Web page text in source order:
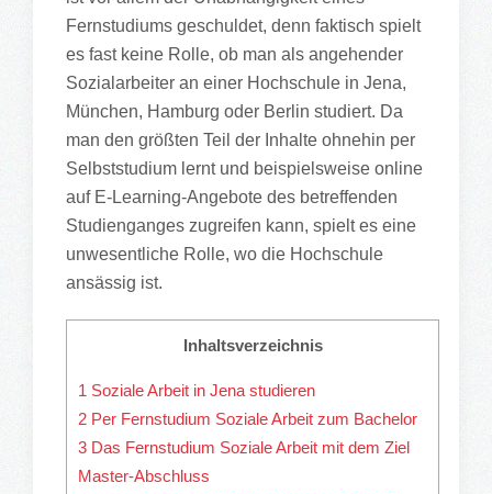
Fernstudiums geschuldet, denn faktisch spielt
es fast keine Rolle, ob man als angehender
Sozialarbeiter an einer Hochschule in Jena,
München, Hamburg oder Berlin studiert. Da
man den größten Teil der Inhalte ohnehin per
Selbststudium lernt und beispielsweise online
auf E-Learning-Angebote des betreffenden
Studienganges zugreifen kann, spielt es eine
unwesentliche Rolle, wo die Hochschule
ansässig ist.
Inhaltsverzeichnis
1 Soziale Arbeit in Jena studieren
2 Per Fernstudium Soziale Arbeit zum Bachelor
3 Das Fernstudium Soziale Arbeit mit dem Ziel
Master-Abschluss